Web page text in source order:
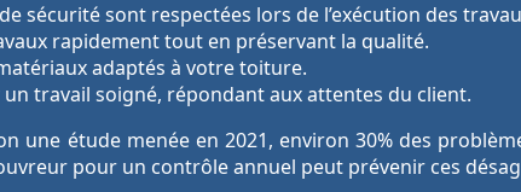
sécurité sont respectées lors de l’exécution des
rapidement tout en préservant la qualité.
adaptés à votre toiture.
travail soigné, répondant aux attentes du client.
une étude menée en 2021, environ 30% des
pour un contrôle annuel peut prévenir ces